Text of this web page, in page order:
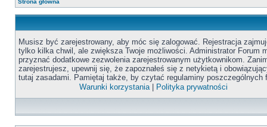
Strona główna
Musisz być zarejestrowany, aby móc się zalogować. Rejestracja
tylko kilka chwil, ale zwiększa Twoje możliwości. Administrator Forum
przyznać dodatkowe zezwolenia zarejestrowanym użytkownikom.
zarejestrujesz, upewnij się, że zapoznałeś się z netykietą i
tutaj zasadami. Pamiętaj także, by czytać regulaminy poszczególnych
Warunki korzystania| Polityka prywatności